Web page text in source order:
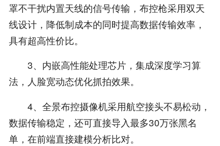
罩不干扰内置天线的信号传输，布控枪采用双天
线设计，降低制成本的同时提高数据传输效率，
具有超高性价比。
3、内嵌高性能处理芯片，集成深度学习算
法，人脸宽动态优化抓拍效果。
4、全景布控摄像机采用航空接头不易松动，
数据传输稳定，还可直接导入最多30万张黑名
单，在前端直接建模分析比对。